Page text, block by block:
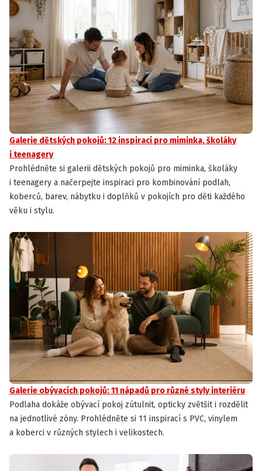
Galerie dětských pokojů: 12 inspirací pro miminka, školáky
i teenagery
Prohlédněte si galerii dětských pokojů pro miminka, školáky
i teenagery a načerpejte inspiraci pro kombinování podlah,
koberců, barev, nábytku i doplňků v pokojích pro děti každého
věku i stylu.
Galerie obývacích pokojů: 11 nápadů pro různé styly interiéru
Podlaha dokáže obývací pokoj zútulnit, opticky zvětšit i rozdělit
na jednotlivé zóny. Prohlédněte si 11 inspirací s PVC, vinylem
a koberci v různých stylech i velikostech.